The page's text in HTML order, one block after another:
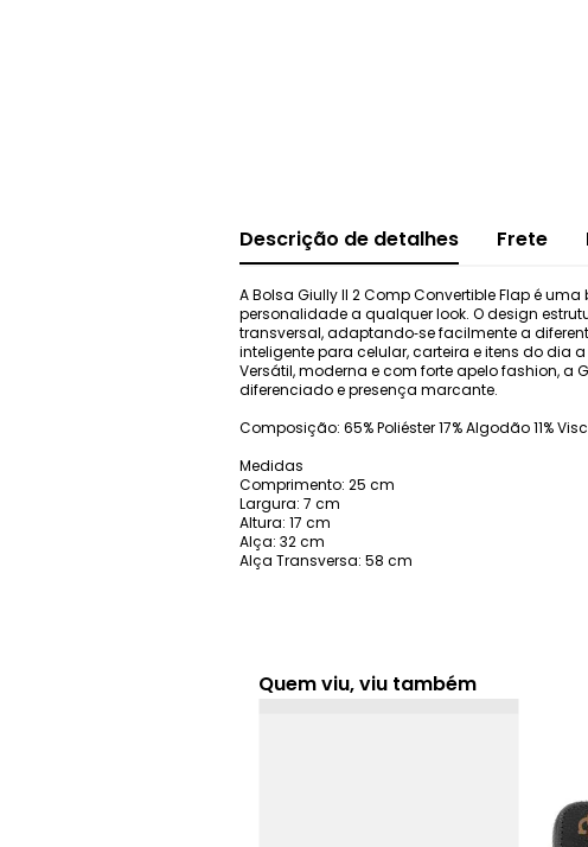
Descrição de detalhes Frete
A Bolsa Giully II 2 Comp Convertible Flap é
personalidade a qualquer look. O design
transversal, adaptando‑se facilmente a
inteligente para celular, carteira e itens do dia
Versátil, moderna e com forte apelo fashion, a
diferenciado e presença marcante.
Composição: 65% Poliéster 17% Algodão 11%
Medidas
Comprimento: 25 cm
Largura: 7 cm
Altura: 17 cm
Alça: 32 cm
Alça Transversa: 58 cm
Quem viu, viu também